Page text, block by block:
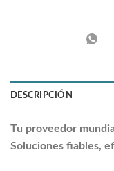
DESCRIPCIÓN
Tu proveedor
Soluciones fiables,